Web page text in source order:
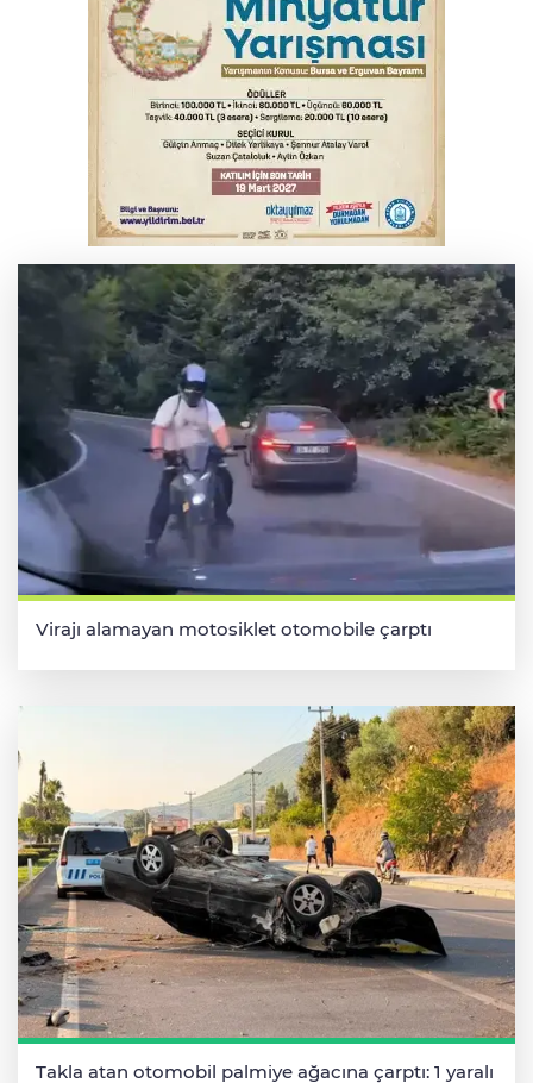
İnegöl'de orman yangını; Havadan ve
karadan müdahale başlatıldı
Bursa'da binlerce kişi meteor yağmuru
için bir araya geldi
Bursa'da korkutan kazada 4 yaralı
Virajı alamayan motosiklet otomobile çarptı
Takla atan otomobil palmiye ağacına çarptı: 1 yaralı